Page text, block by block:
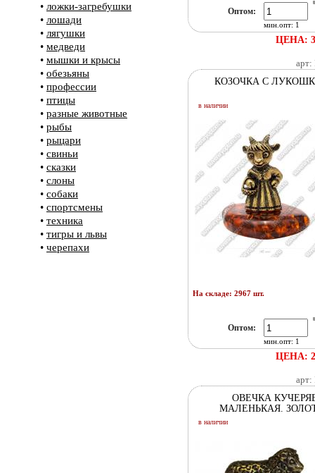
• ложки-загребушки
• лошади
• лягушки
• медведи
• мышки и крысы
• обезьяны
• профессии
• птицы
• разные животные
• рыбы
• рыцари
• свиньи
• сказки
• слоны
• собаки
• спортсмены
• техника
• тигры и львы
• черепахи
ЦЕНА:
Оптом:
мин.опт: 1
арт:
КОЗОЧКА С
в наличии
На складе: 2967 шт.
ЦЕНА:
Оптом:
мин.опт: 1
арт:
ОВЕЧКА
МАЛЕНЬКАЯ.
в наличии